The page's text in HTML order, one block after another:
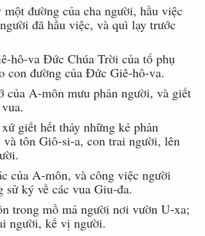
đường của cha người, hầu việc
đã hầu việc, và quì lạy trước
hô-va Ðức Chúa Trời của tổ phụ
con đường của Ðức Giê-hô-va.
của A-môn mưu phản người, và giết
giết hết thảy những kẻ phản
tôn Giô-si-a, con trai người, lên
của A-môn, và công việc người
sử ký về các vua Giu-đa.
trong mồ mả người nơi vườn U-xa;
người, kế vị người.